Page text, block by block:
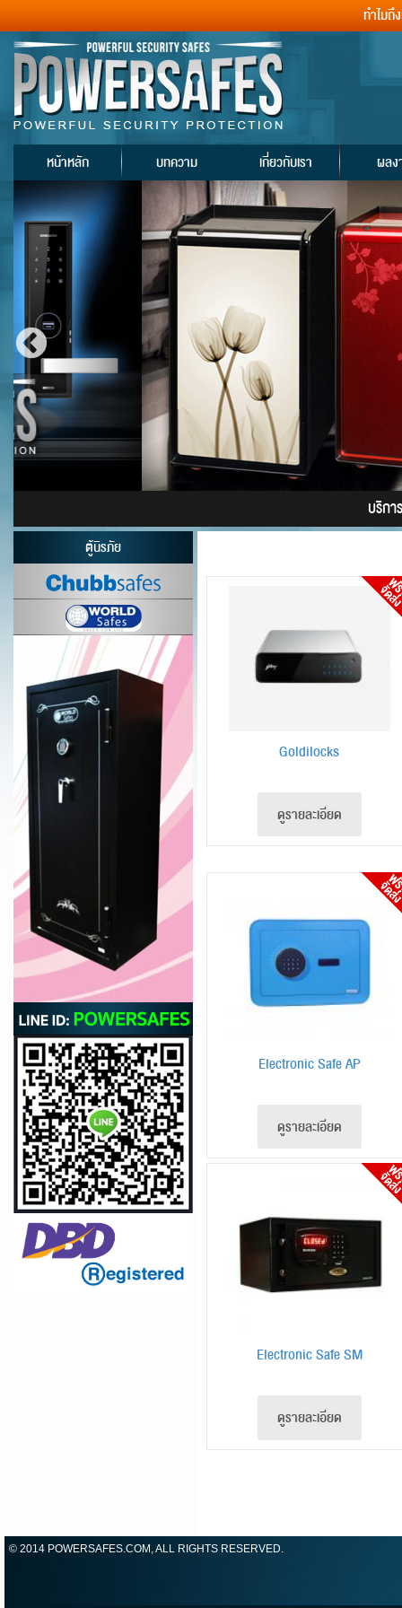
ทำไมถึ
หน้าหลัก บทความ เกี่ยวกับเรา ผลง
บริกา
ตู้นิรภัย
Goldilocks
ดูรายละเอียด
Electronic Safe AP
ดูรายละเอียด
Electronic Safe SM
ดูรายละเอียด
© 2014 POWERSAFES.COM, ALL RIGHTS RESERVED.